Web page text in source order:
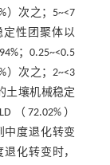
）次之；5~<7
定性团聚体以
0.25~<0.5
）次之；2~<3
土壤机械稳定
（72.02%）
中度退化转变
化转变时，